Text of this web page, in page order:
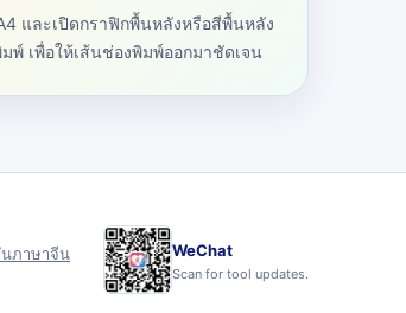
และเปิดกราฟิกพื้นหลังหรือสีพื้นหลัง
พ์ เพื่อให้เส้นช่องพิมพ์ออกมาชัดเจน
นภาษาจีน WeChat
Scan for tool updates.